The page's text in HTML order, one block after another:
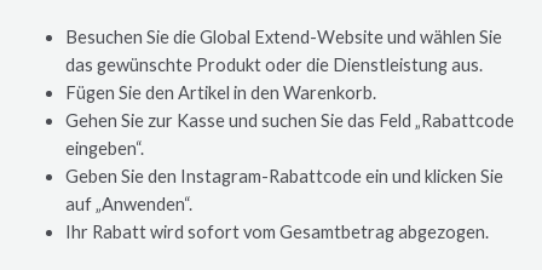
Besuchen Sie die Global Extend-Website und wählen Sie
das gewünschte Produkt oder die Dienstleistung aus.
Fügen Sie den Artikel in den Warenkorb.
Gehen Sie zur Kasse und suchen Sie das Feld „Rabattcode
eingeben“.
Geben Sie den Instagram-Rabattcode ein und klicken Sie
auf „Anwenden“.
Ihr Rabatt wird sofort vom Gesamtbetrag abgezogen.